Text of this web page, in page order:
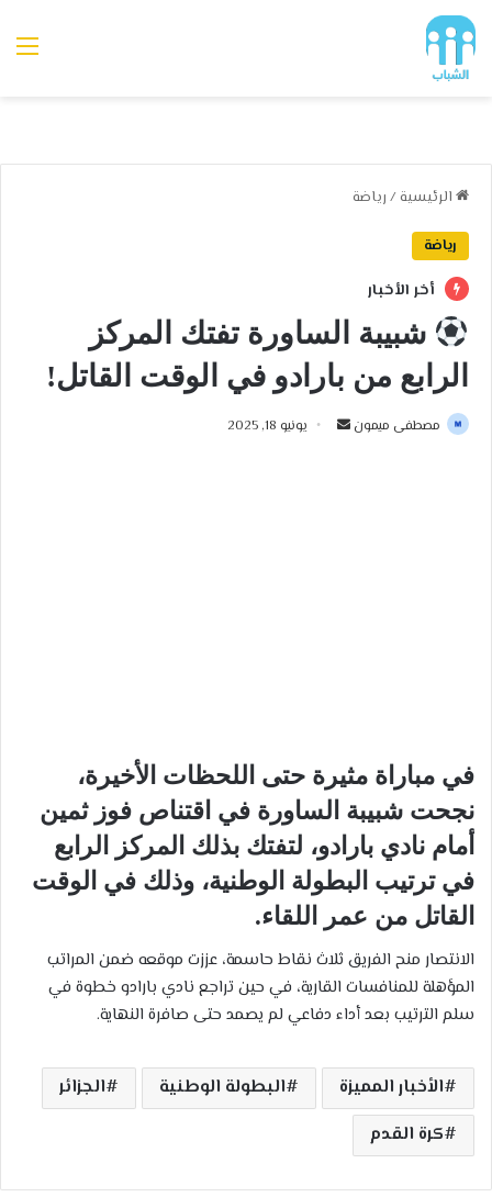
الرئيسية / رياضة
رياضة
أخر الأخبار
شبيبة الساورة تفتك المركز
الرابع من بارادو في الوقت القاتل!
مصطفى ميمون
أرسل يونيو 18, 2025
في مباراة مثيرة حتى اللحظات الأخيرة،
نجحت شبيبة الساورة في اقتناص فوز ثمين
أمام نادي بارادو، لتفتك بذلك المركز الرابع
في ترتيب البطولة الوطنية، وذلك في الوقت
القاتل من عمر اللقاء.
الانتصار منح الفريق ثلاث نقاط حاسمة، عززت موقعه ضمن المراتب
المؤهلة للمنافسات القارية، في حين تراجع نادي بارادو خطوة في
سلم الترتيب بعد أداء دفاعي لم يصمد حتى صافرة النهاية.
الأخبار المميزة البطولة الوطنية
الجزائر
كرة القدم